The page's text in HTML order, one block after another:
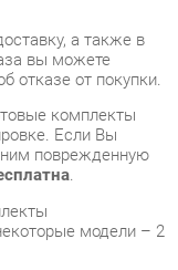
Если Вы
поврежденную
.
модели – 2
04 Кейптаун